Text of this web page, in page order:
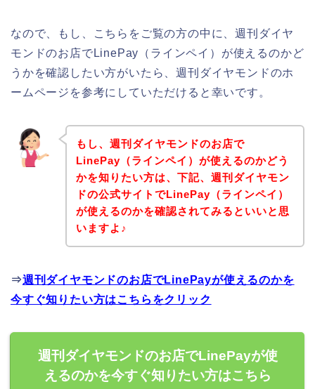
なので、もし、こちらをご覧の方の中に、週刊ダイヤ
モンドのお店でLinePay（ラインペイ）が使えるのかど
うかを確認したい方がいたら、週刊ダイヤモンドのホ
ームページを参考にしていただけると幸いです。
もし、週刊ダイヤモンドのお店で
LinePay（ラインペイ）が使えるのかどう
かを知りたい方は、下記、週刊ダイヤモン
ドの公式サイトでLinePay（ラインペイ）
が使えるのかを確認されてみるといいと思
いますよ♪
⇒週刊ダイヤモンドのお店でLinePayが使えるのかを
今すぐ知りたい方はこちらをクリック
週刊ダイヤモンドのお店でLinePayが使
えるのかを今すぐ知りたい方はこちら